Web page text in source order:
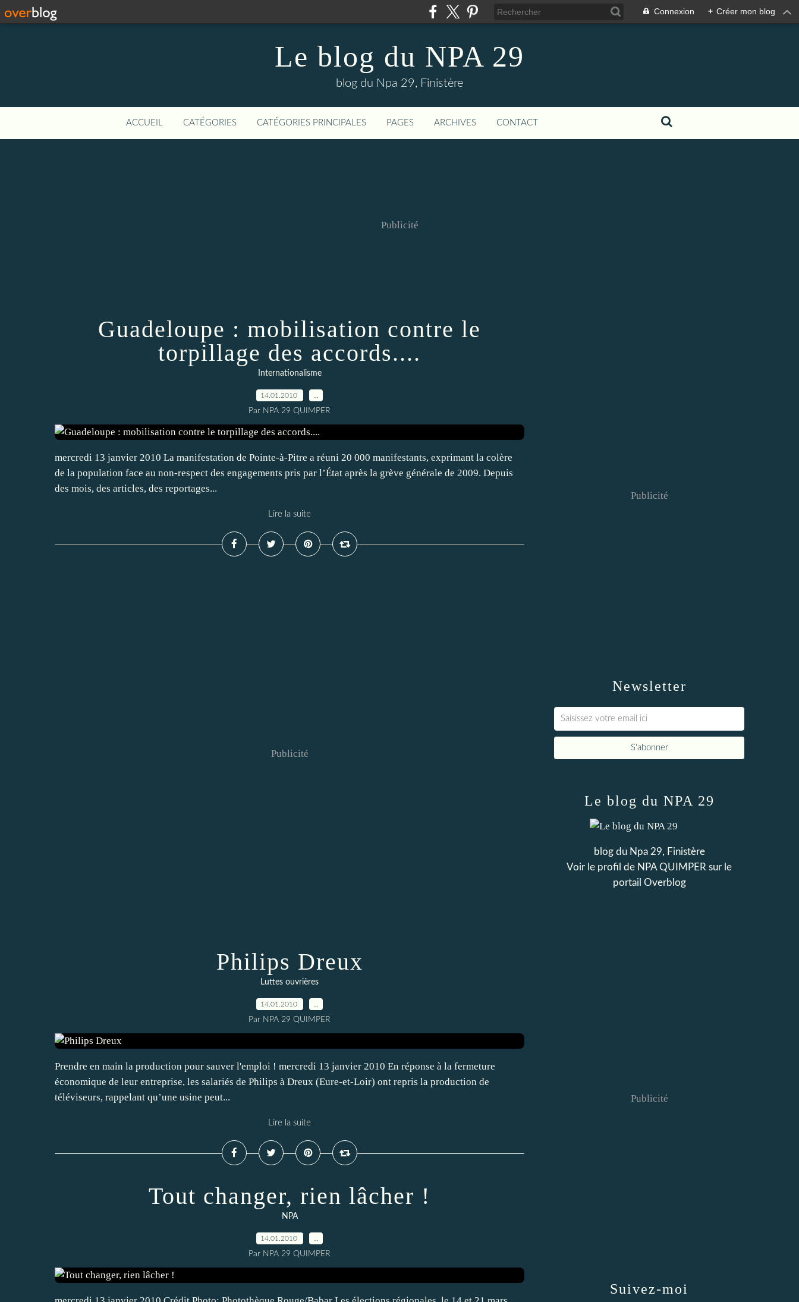
Connexion + Créer mon blog
Le blog du NPA 29
blog du Npa 29, Finistère
ACCUEIL CATÉGORIES CATÉGORIES PRINCIPALES PAGES ARCHIVES CONTACT
Publicité
Guadeloupe : mobilisation contre le
torpillage des accords....
Internationalisme
14.01.2010
Par NPA 29 QUIMPER
mercredi 13 janvier 2010 La manifestation de Pointe-à-Pitre a réuni 20 000 manifestants, exprimant la colère
de la population face au non-respect des engagements pris par l’État après la grève générale de 2009. Depuis
des mois, des articles, des reportages...
Lire la suite
Publicité
Philips Dreux
Luttes ouvrières
14.01.2010
Par NPA 29 QUIMPER
Prendre en main la production pour sauver l'emploi ! mercredi 13 janvier 2010 En réponse à la fermeture
économique de leur entreprise, les salariés de Philips à Dreux (Eure-et-Loir) ont repris la production de
téléviseurs, rappelant qu’une usine peut...
Lire la suite
Tout changer, rien lâcher !
NPA
14.01.2010
Par NPA 29 QUIMPER
Newsletter
Publicité
Le blog du NPA 29
blog du Npa 29, Finistère
Voir le profil de NPA QUIMPER sur le
portail Overblog
Suivez-moi
Publicité